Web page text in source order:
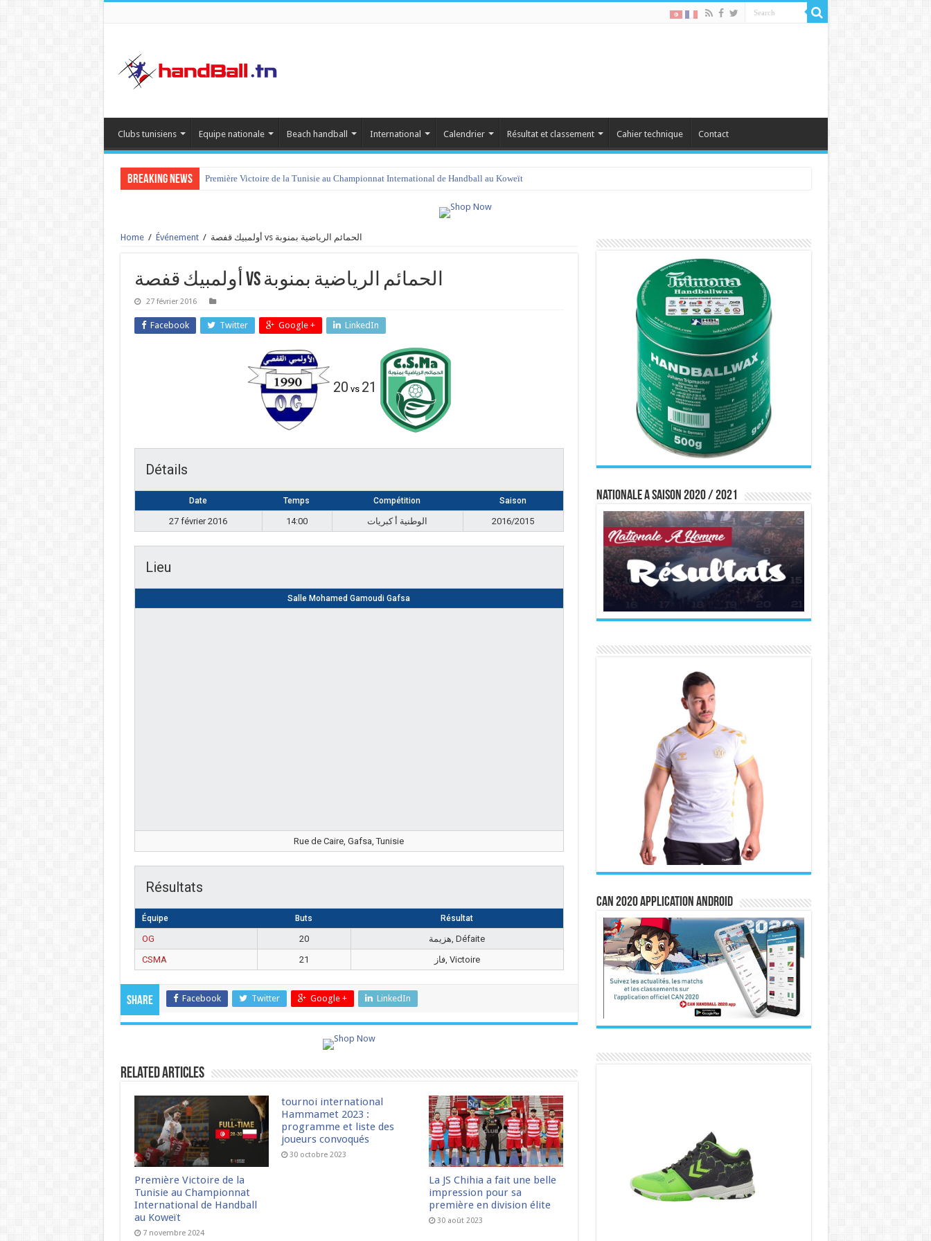
Clubs tunisiens Equipe nationale Beach handball International Calendrier Résultat et classement Cahier technique Contact
Breaking News Première Victoire de la Tunisie au Championnat International de Handball au Koweït
Home / Événement / أولمبيك قفصة vs الحمائم الرياضية بمنوبة
أولمبيك قفصة vs الحمائم الرياضية بمنوبة
27 février 2016
Facebook Twitter Google + LinkedIn
20 vs 21
Détails
Date Temps Compétition Saison
27 février 2016 14:00 الوطنية أ كبريات 2016/2015
Lieu
Salle Mohamed Gamoudi Gafsa
Rue de Caire, Gafsa, Tunisie
Résultats
Équipe Buts Résultat
OG 20
هزيمة, Défaite
CSMA
21 فاز, Victoire
Share Facebook Twitter Google + LinkedIn
Related Articles
Première Victoire de la
Tunisie au Championnat
International de Handball
au Koweït
7 novembre 2024
tournoi international
Hammamet 2023 :
programme et liste des
joueurs convoqués
30 octobre 2023
La JS Chihia a fait une belle
impression pour sa
première en division élite
30 août 2023
Nationale A saison 2020 / 2021
CAN 2020 Application Android